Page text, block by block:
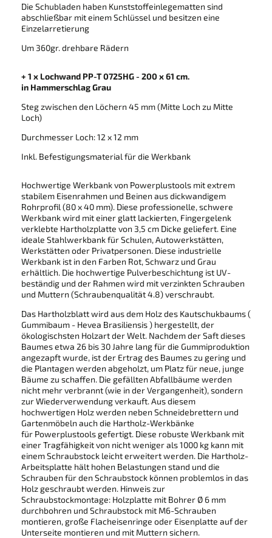
Die Schubladen haben Kunststoffeinlegematten sind
abschließbar mit einem Schlüssel und besitzen eine
Einzelarretierung
Um 360gr. drehbare Rädern
+ 1 x Lochwand PP-T 0725HG - 200 x 61 cm.
in Hammerschlag Grau
Steg zwischen den Löchern 45 mm (Mitte Loch zu Mitte
Loch)
Durchmesser Loch: 12 x 12 mm
Inkl. Befestigungsmaterial für die Werkbank
Hochwertige Werkbank von Powerplustools mit extrem
stabilem Eisenrahmen und Beinen aus dickwandigem
Rohrprofil (80 x 40 mm). Diese professionelle, schwere
Werkbank wird mit einer glatt lackierten, Fingergelenk
verklebte Hartholzplatte von 3,5 cm Dicke geliefert. Eine
ideale Stahlwerkbank für Schulen, Autowerkstätten,
Werkstätten oder Privatpersonen. Diese industrielle
Werkbank ist in den Farben Rot, Schwarz und Grau
erhältlich. Die hochwertige Pulverbeschichtung ist UV-
beständig und der Rahmen wird mit verzinkten Schrauben
und Muttern (Schraubenqualität 4.8) verschraubt.
Das Hartholzblatt wird aus dem Holz des Kautschukbaums (
Gummibaum - Hevea Brasiliensis ) hergestellt, der
ökologischsten Holzart der Welt. Nachdem der Saft dieses
Baumes etwa 26 bis 30 Jahre lang für die Gummiproduktion
angezapft wurde, ist der Ertrag des Baumes zu gering und
die Plantagen werden abgeholzt, um Platz für neue, junge
Bäume zu schaffen. Die gefällten Abfallbäume werden
nicht mehr verbrannt (wie in der Vergangenheit), sondern
zur Wiederverwendung verkauft. Aus diesem
hochwertigen Holz werden neben Schneidebrettern und
Gartenmöbeln auch die Hartholz-Werkbänke
für Powerplustools gefertigt. Diese robuste Werkbank mit
einer Tragfähigkeit von nicht weniger als 1000 kg kann mit
einem Schraubstock leicht erweitert werden. Die Hartholz-
Arbeitsplatte hält hohen Belastungen stand und die
Schrauben für den Schraubstock können problemlos in das
Holz geschraubt werden. Hinweis zur
Schraubstockmontage: Holzplatte mit Bohrer Ø 6 mm
durchbohren und Schraubstock mit M6-Schrauben
montieren, große Flacheisenringe oder Eisenplatte auf der
Unterseite montieren und mit Muttern sichern.